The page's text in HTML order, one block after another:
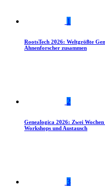
1
RootsTech 2026: Weltgrößte
Ahnenforscher zusammen
2
Genealogica 2026: Zwei
Workshops und Austausch
3